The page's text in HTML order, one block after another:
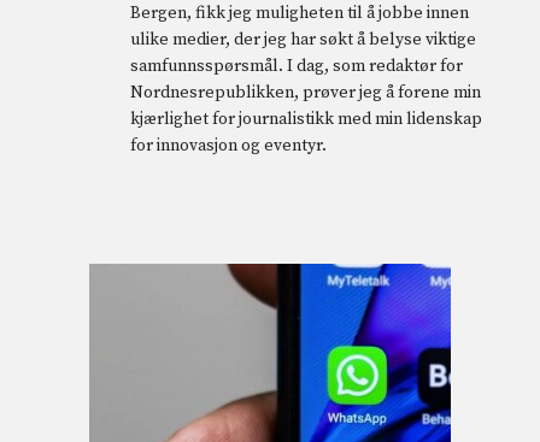
Bergen, fikk jeg muligheten til å jobbe innen
ulike medier, der jeg har søkt å belyse viktige
samfunnsspørsmål. I dag, som redaktør for
Nordnesrepublikken, prøver jeg å forene min
kjærlighet for journalistikk med min lidenskap
for innovasjon og eventyr.